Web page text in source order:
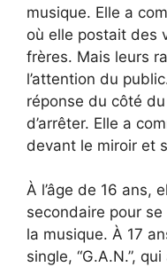
musique. Elle a
où elle postait des
frères. Mais leurs
l’attention du
réponse du côté
d’arrêter. Elle a
devant le miroir et
À l’âge de 16 ans,
secondaire pour
la musique. À 17
single, “G.A.N.”,